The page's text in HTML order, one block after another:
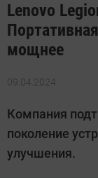
Lenovo
мощнее
09.04.2024
Автор:
Довлатова
Компания
поколение
улучшения.